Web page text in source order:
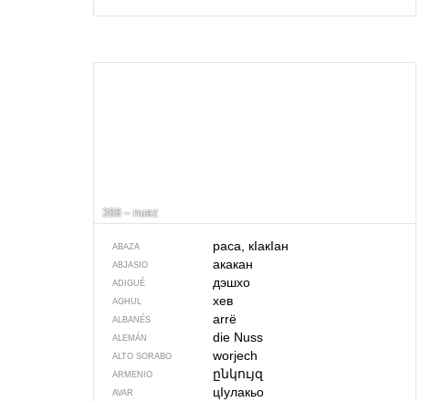
388 – nuez
ABAZA раса, кIакIан
ABJASIO акакан
ADIGUÉ дэшхо
AGHUL хев
ALBANÉS arrë
ALEMÁN die Nuss
ALTO SORABO worjech
ARMENIO ընկույզ
AVAR цIулакьо